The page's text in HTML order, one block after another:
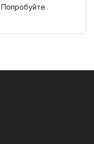
Попробуйте